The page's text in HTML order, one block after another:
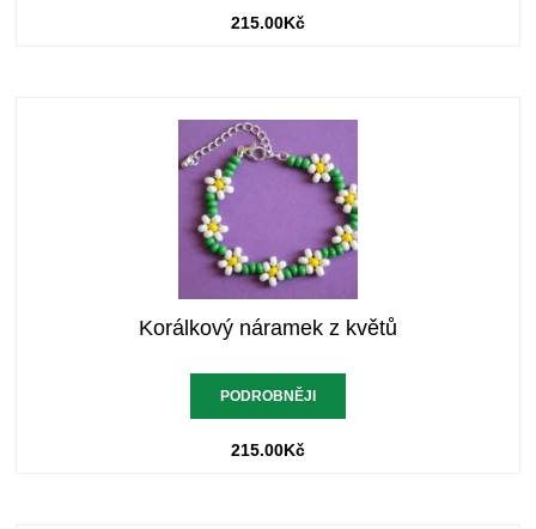
215.00Kč
Korálkový náramek z květů
PODROBNĚJI
215.00Kč